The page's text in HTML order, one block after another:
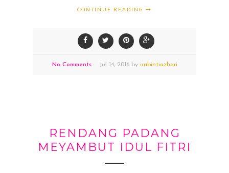
CONTINUE READING
No Comments Jul 14,2016 by irabintiazhari
RENDANG PADANG
MEYAMBUT IDUL FITRI